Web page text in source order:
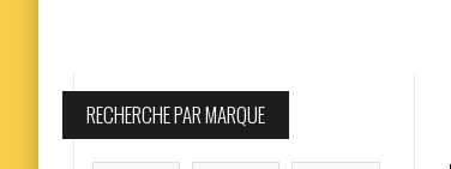
RECHERCHE PAR MARQUE